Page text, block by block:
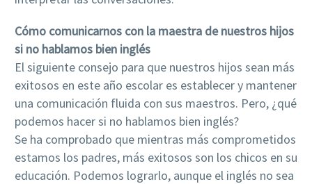
Cómo comunicarnos con la maestra de nuestros hijos
si no hablamos bien inglés
El siguiente consejo para que nuestros hijos sean más
exitosos en este año escolar es establecer y mantener
una comunicación fluida con sus maestros. Pero, ¿qué
podemos hacer si no hablamos bien inglés?
Se ha comprobado que mientras más comprometidos
estamos los padres, más exitosos son los chicos en su
educación. Podemos lograrlo, aunque el inglés no sea